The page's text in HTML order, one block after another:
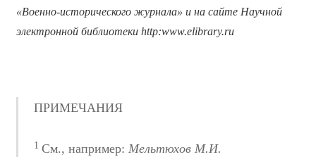
«Военно-исторического журнала» и на сайте Научной
электронной библиотеки http:www.elibrary.ru
ПРИМЕЧАНИЯ
1 См., например: Мельтюхов М.И.